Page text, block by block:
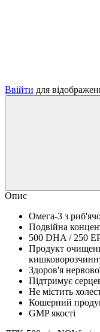
Ввійти для
Опис
Омега-3 з
Подвійна
500 DHA / 250
Продукт
Здоров'я
Підтримує
Не містить
Кошерний
GMP якості